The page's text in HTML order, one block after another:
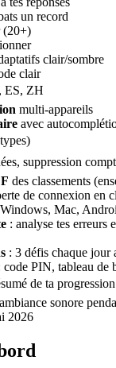
un record
(20+)
clair/sombre
clair
ES, ZH
multi-appareils
avec
suppression
des classements
de connexion en
Mac,
: analyse tes erreurs
: 3 défis chaque jour
code PIN, tableau de
de ta
sonore
2026